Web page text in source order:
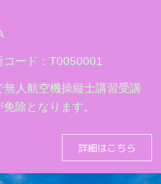
ード：T0050001
人航空機操縦士講習受講
除となります。
詳細はこちら